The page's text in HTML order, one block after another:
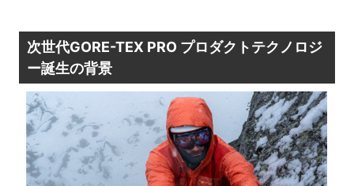
次世代GORE-TEX PRO プロダクトテクノロジ
ー誕生の背景